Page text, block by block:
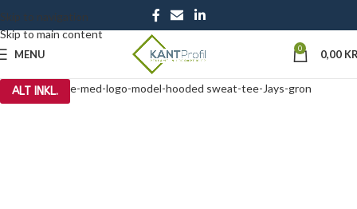
Skip to navigation
Skip to main content
MENU 0 0,00
ALT INKL.